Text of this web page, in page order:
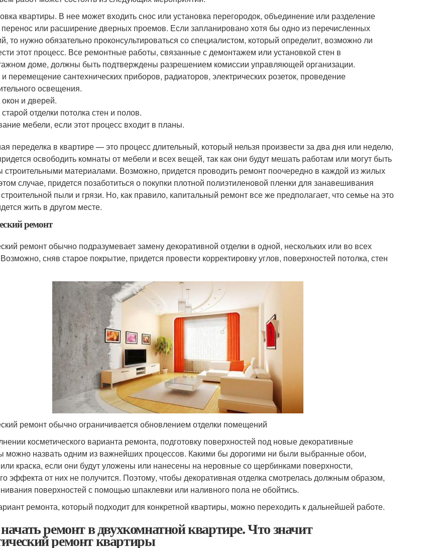
квартиры. В нее может входить снос или установка перегородок, объединение или разделение
перенос или расширение дверных проемов. Если запланировано хотя бы одно из перечисленных
то нужно обязательно проконсультироваться со специалистом, который определит, возможно ли
этот процесс. Все ремонтные работы, связанные с демонтажем или установкой стен в
доме, должны быть подтверждены разрешением комиссии управляющей организации.
перемещение сантехнических приборов, радиаторов, электрических розеток, проведение
освещения.
и дверей.
отделки потолка стен и полов.
мебели, если этот процесс входит в планы.
переделка в квартире — это процесс длительный, который нельзя произвести за два дня или неделю,
освободить комнаты от мебели и всех вещей, так как они будут мешать работам или могут быть
строительными материалами. Возможно, придется проводить ремонт поочередно в каждой из жилых
случае, придется позаботиться о покупки плотной полиэтиленовой пленки для занавешивания
пыли и грязи. Но, как правило, капитальный ремонт все же предполагает, что семье на это
жить в другом месте.
ремонт
ремонт обычно подразумевает замену декоративной отделки в одной, нескольких или во всех
сняв старое покрытие, придется провести корректировку углов, поверхностей потолка, стен
ремонт обычно ограничивается обновлением отделки помещений
косметического варианта ремонта, подготовку поверхностей под новые декоративные
можно назвать одним из важнейших процессов. Какими бы дорогими ни были выбранные обои,
краска, если они будут уложены или нанесены на неровные со щербинками поверхности,
эффекта от них не получится. Поэтому, чтобы декоративная отделка смотрелась должным образом,
поверхностей с помощью шпаклевки или наливного пола не обойтись.
ремонта, который подходит для конкретной квартиры, можно переходить к дальнейшей работе.
ремонт в двухкомнатной квартире. Что значит
ремонт квартиры